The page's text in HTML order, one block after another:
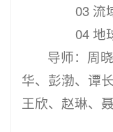
03 流域
04 地球
导师：周
华、彭渤、谭
王欣、赵琳、